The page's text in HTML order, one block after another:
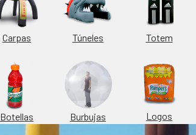
Carpas Túneles Totem
Botellas Burbujas Logos